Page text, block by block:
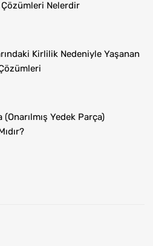
Nelerdir
Kirlilik Nedeniyle Yaşanan
Yedek Parça)